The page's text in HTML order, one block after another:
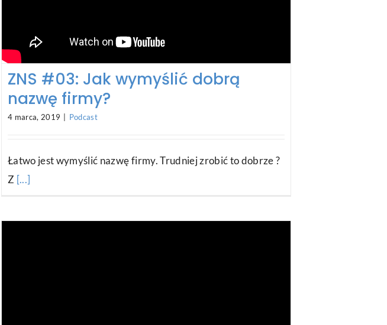
ZNS #03: Jak wymyślić dobrą
nazwę firmy?
4 marca, 2019 | Podcast
Łatwo jest wymyślić nazwę firmy. Trudniej zrobić to dobrze ?
Z [...]